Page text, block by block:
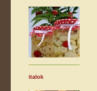
italok